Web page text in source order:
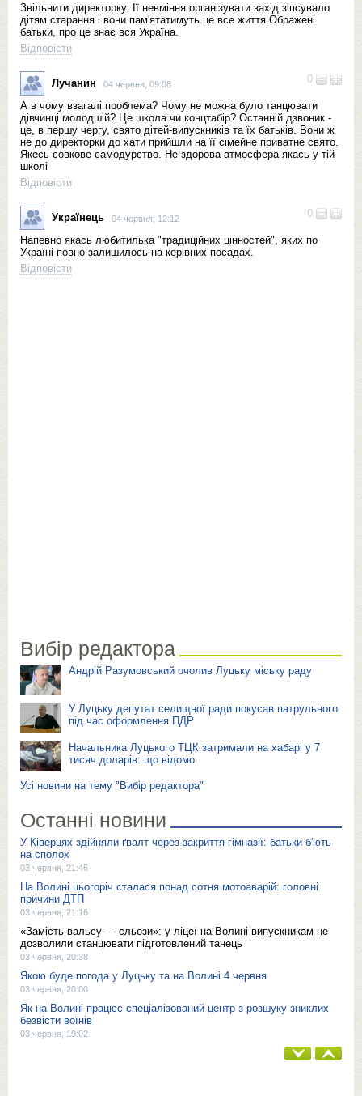
Звільнити директорку. Її невміння організувати захід зіпсувало
дітям старання і вони пам'ятатимуть це все життя.Ображені
батьки, про це знає вся Україна.
Відповісти
0
Лучанин 04 червня, 09:08
А в чому взагалі проблема? Чому не можна було танцювати
дівчинці молодшій? Це школа чи концтабір? Останній дзвоник -
це, в першу чергу, свято дітей-випускників та їх батьків. Вони ж
не до директорки до хати прийшли на її сімейне приватне свято.
Якесь совкове самодурство. Не здорова атмосфера якась у тій
школі
Відповісти
0
Українець 04 червня, 12:12
Напевно якась любитилька "традиційних цінностей", яких по
Україні повно залишилось на керівних посадах.
Відповісти
Вибір редактора
Андрій Разумовський очолив Луцьку міську раду
У Луцьку депутат селищної ради покусав патрульного
під час оформлення ПДР
Начальника Луцького ТЦК затримали на хабарі у 7
тисяч доларів: що відомо
Усі новини на тему "Вибір редактора"
Останні новини
У Ківерцях здійняли ґвалт через закриття гімназії: батьки б'ють
на сполох
03 червня, 21:46
На Волині цьогоріч сталася понад сотня мотоаварій: головні
причини ДТП
03 червня, 21:16
«Замість вальсу — сльози»: у ліцеї на Волині випускникам не
дозволили станцювати підготовлений танець
03 червня, 20:38
Якою буде погода у Луцьку та на Волині 4 червня
03 червня, 20:00
Як на Волині працює спеціалізований центр з розшуку зниклих
безвісти воїнів
03 червня, 19:02